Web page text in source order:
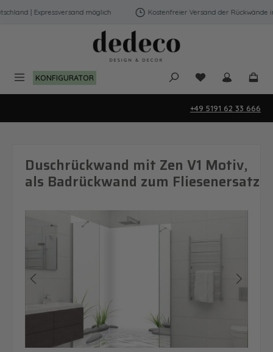
Zum Hauptinhalt springen
| Expressversand möglich Kostenfreier Versand der Rückwände in
KONFIGURATOR Du hast 0
+49 5191 62 33 666
Duschrückwand mit Zen V1 Motiv,
als Badrückwand zum Fliesenersatz